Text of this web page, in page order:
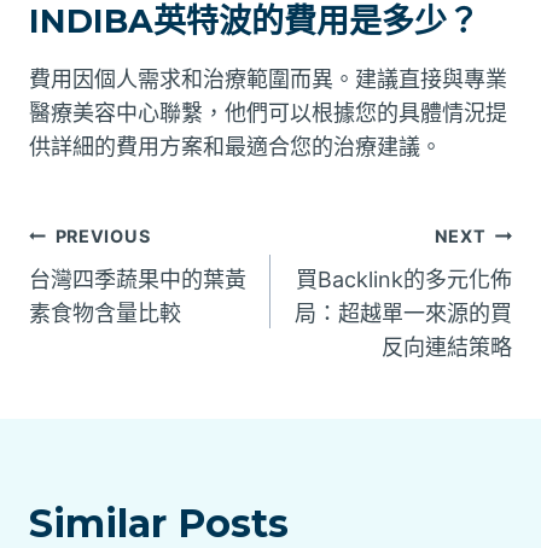
INDIBA英特波的費用是多少？
費用因個人需求和治療範圍而異。建議直接與專業
醫療美容中心聯繫，他們可以根據您的具體情況提
供詳細的費用方案和最適合您的治療建議。
文
章
PREVIOUS
台灣四季蔬果中的葉黃
素食物含量比較
NEXT
買Backlink的多元化佈
局：超越單一來源的買
反向連結策略
Similar Posts